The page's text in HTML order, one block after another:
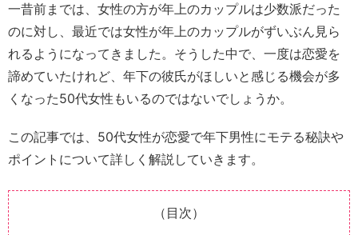
一昔前までは、女性の方が年上のカップルは少数派だった
のに対し、最近では女性が年上のカップルがずいぶん見ら
れるようになってきました。そうした中で、一度は恋愛を
諦めていたけれど、年下の彼氏がほしいと感じる機会が多
くなった50代女性もいるのではないでしょうか。
この記事では、50代女性が恋愛で年下男性にモテる秘訣や
ポイントについて詳しく解説していきます。
（目次）